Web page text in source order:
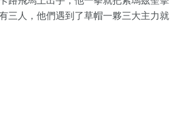
三人，他們遇到了草帽一夥三大主力就